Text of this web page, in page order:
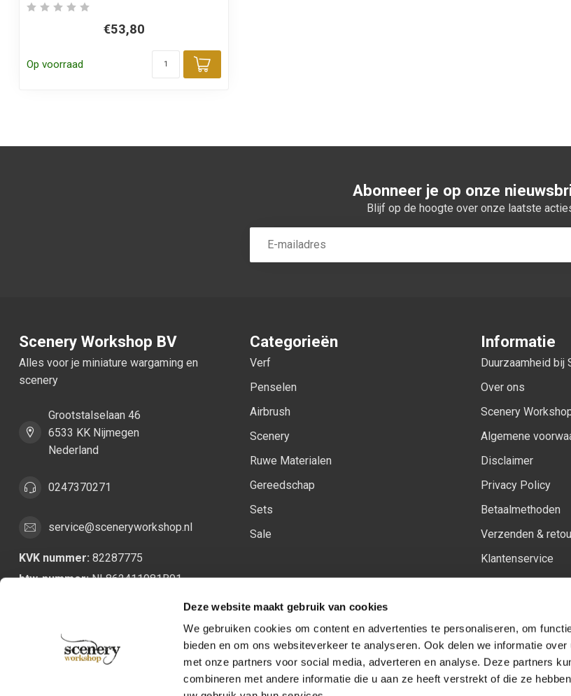
Deze website maakt gebruik van cookies
We gebruiken cookies om content en advertenties te personaliseren, om
bieden en om ons websiteverkeer te analyseren. Ook delen we informatie
met onze partners voor social media, adverteren en analyse. Deze partners
combineren met andere informatie die u aan ze heeft verstrekt of die ze
€53,80
Op voorraad
Toevoegen aan winkelwagen
Abonneer je op onze
Blijf op de hoogte over onze laatste
Scenery Workshop BV
Alles voor je miniature wargaming en
scenery
Grootstalselaan 46
6533 KK Nijmegen
Nederland
0247370271
service@sceneryworkshop.nl
KVK nummer: 82287775
btw-nummer:NL862411981B01
Categorieën
Verf
Penselen
Airbrush
Scenery
Ruwe Materialen
Gereedschap
Sets
Sale
Informatie
Duurzaamheid bij
Over ons
Scenery
Algemene
Disclaimer
Privacy Policy
Betaalmethoden
Verzenden &
Klantenservice
Volg ons op:
Facebook
YoutubeInstagram